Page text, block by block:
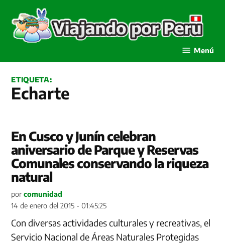
contenido
Menú
ETIQUETA:
Echarte
En Cusco y Junín celebran
aniversario de Parque y Reservas
Comunales conservando la riqueza
natural
por comunidad
14 de enero del 2015 - 01:45:25
Con diversas actividades culturales y recreativas, el
Servicio Nacional de Áreas Naturales Protegidas